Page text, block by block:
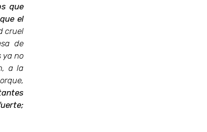
que
el
cruel
de
ya no
a la